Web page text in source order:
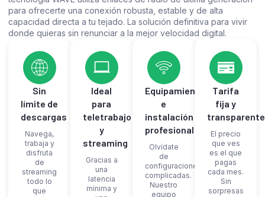
para ofrecerte una conexión robusta, estable y de alta
capacidad directa a tu tejado. La solución definitiva para vivir
donde quieras sin renunciar a la mejor velocidad digital.
Sin
límite de
descargas
Navega,
trabaja y
disfruta
de
streaming
todo lo
que
Ideal
para
teletrabajo
y
streaming
Gracias a
una
latencia
mínima y
Equipamiento
e
instalación
profesional
Olvídate
de
configuraciones
complicadas.
Nuestro
equipo
Tarifa
fija y
transparente
El precio
que ves
es el que
pagas
cada mes.
Sin
sorpresas